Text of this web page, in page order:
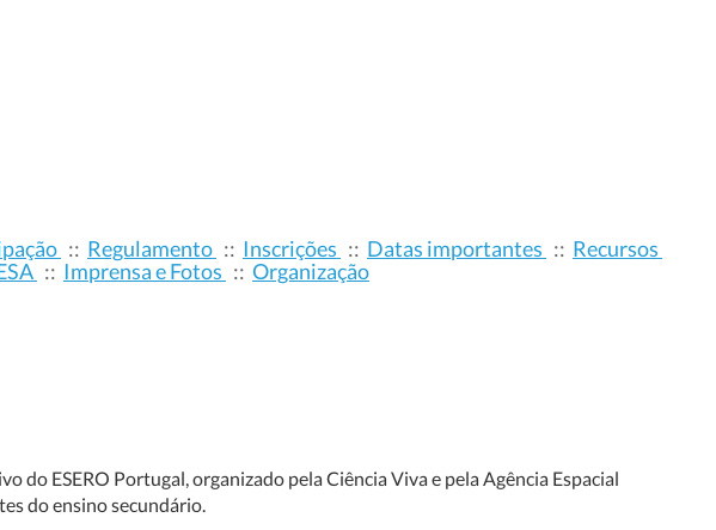
:: Regulamento :: Inscrições :: Datas importantes :: Recursos
:: Imprensa e Fotos :: Organização
do ESERO Portugal, organizado pela Ciência Viva e pela Agência Espacial
do ensino secundário.